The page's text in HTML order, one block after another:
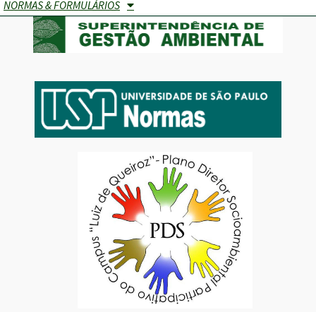
NORMAS & FORMULÁRIOS